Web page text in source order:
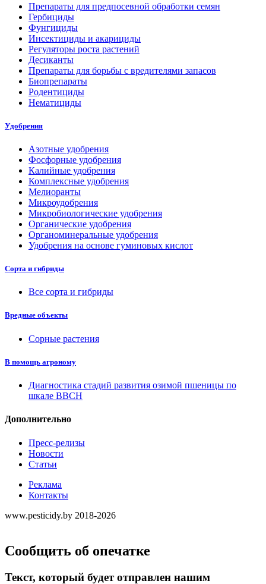
Препараты для предпосевной обработки семян
Гербициды
Фунгициды
Инсектициды и акарициды
Регуляторы роста растений
Десиканты
Препараты для борьбы с вредителями запасов
Биопрепараты
Родентициды
Нематициды
Удобрения
Азотные удобрения
Фосфорные удобрения
Калийные удобрения
Комплексные удобрения
Мелиоранты
Микроудобрения
Микробиологические удобрения
Органические удобрения
Органоминеральные удобрения
Удобрения на основе гуминовых кислот
Сорта и гибриды
Все сорта и гибриды
Вредные объекты
Сорные растения
В помощь агроному
Диагностика стадий развития озимой пшеницы по
шкале ВВСН
Дополнительно
Пресс-релизы
Новости
Статьи
Реклама
Контакты
www.pesticidy.by 2018-2026
Сообщить об опечатке
Текст, который будет отправлен нашим